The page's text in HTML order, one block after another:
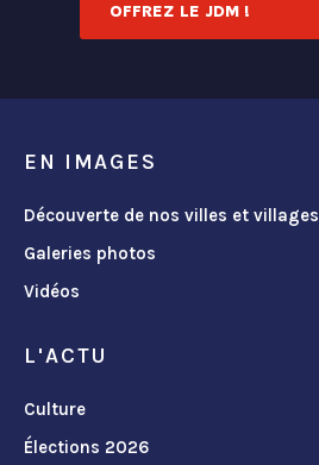
OFFREZ LE JDM !
EN IMAGES
Découverte de nos villes et villages
Galeries photos
Vidéos
L'ACTU
Culture
Élections 2026